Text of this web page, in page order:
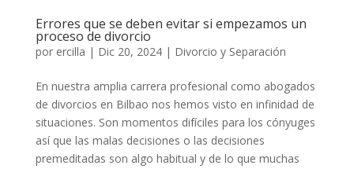
Errores que se deben evitar si empezamos un
proceso de divorcio
por ercilla | Dic 20, 2024| Divorcio y Separación
En nuestra amplia carrera profesional como abogados
de divorcios en Bilbao nos hemos visto en infinidad de
situaciones. Son momentos difíciles para los cónyuges
así que las malas decisiones o las decisiones
premeditadas son algo habitual y de lo que muchas